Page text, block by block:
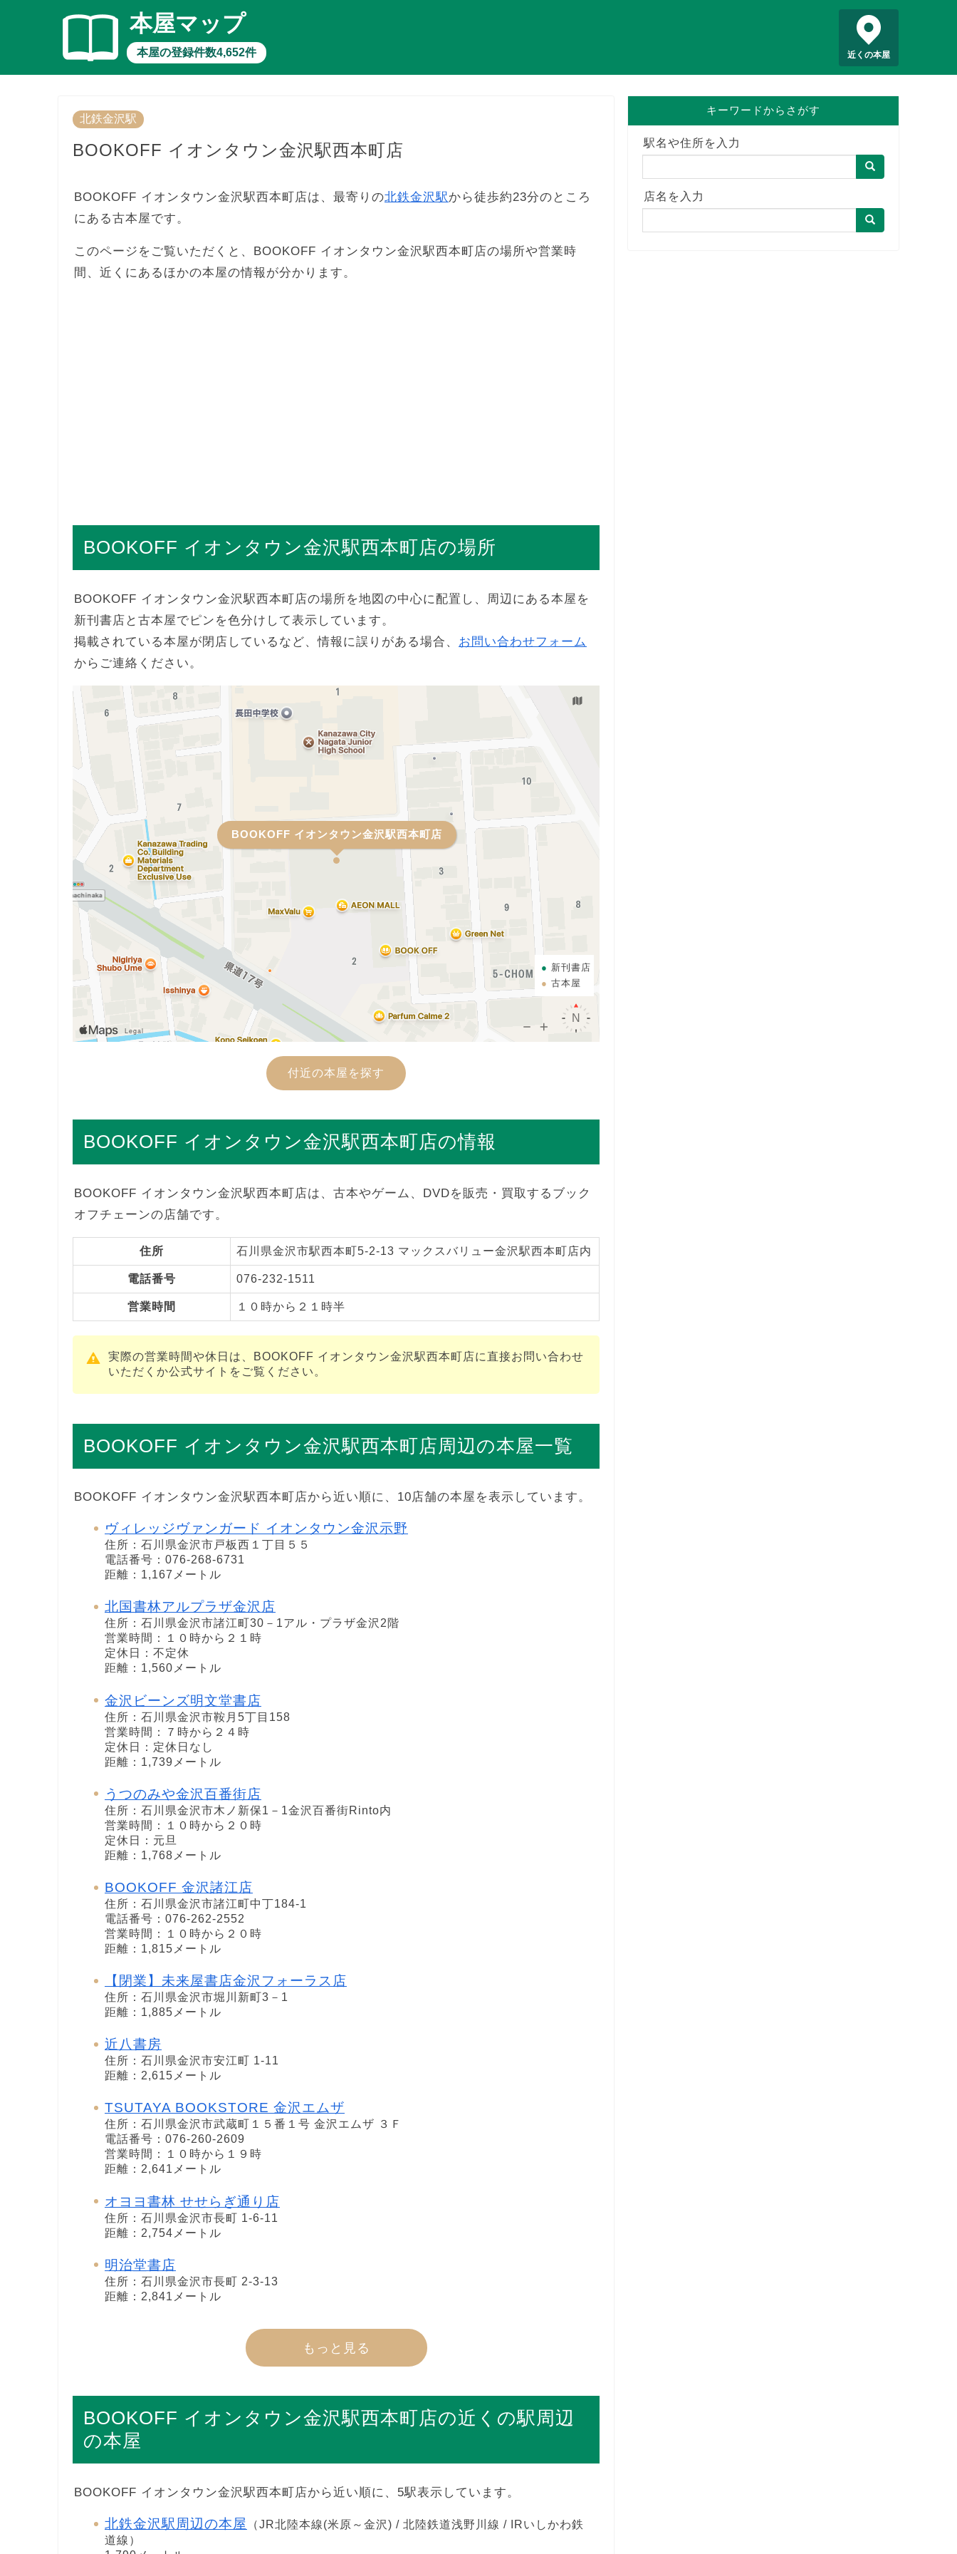
本屋マップ
本屋の登録件数4,652件 近くの本屋
北鉄金沢駅
BOOKOFF イオンタウン金沢駅西本町店
BOOKOFF イオンタウン金沢駅西本町店は、最寄りの北鉄金沢駅から徒歩約23分のところ
にある古本屋です。
このページをご覧いただくと、BOOKOFF イオンタウン金沢駅西本町店の場所や営業時
間、近くにあるほかの本屋の情報が分かります。
BOOKOFF イオンタウン金沢駅西本町店の場所
BOOKOFF イオンタウン金沢駅西本町店の場所を地図の中心に配置し、周辺にある本屋を
新刊書店と古本屋でピンを色分けして表示しています。
掲載されている本屋が閉店しているなど、情報に誤りがある場合、 お問い合わせフォーム
からご連絡ください。
BOOKOFF イオンタウン金沢駅西本町店
新刊書店
古本屋
付近の本屋を探す
BOOKOFF イオンタウン金沢駅西本町店の情報
BOOKOFF イオンタウン金沢駅西本町店は、古本やゲーム、DVDを販売・買取するブック
オフチェーンの店舗です。
住所 石川県金沢市駅西本町5-2-13 マックスバリュー金沢駅西本町店内
電話番号 076-232-1511
営業時間 １０時から２１時半
実際の営業時間や休日は、BOOKOFF イオンタウン金沢駅西本町店に直接お問い合わせ
いただくか公式サイトをご覧ください。
BOOKOFF イオンタウン金沢駅西本町店周辺の本屋一覧
BOOKOFF イオンタウン金沢駅西本町店から近い順に、10店舗の本屋を表示しています。
ヴィレッジヴァンガード イオンタウン金沢示野
住所：石川県金沢市戸板西１丁目５５
電話番号：076-268-6731
距離：1,167メートル
北国書林アルプラザ金沢店
住所：石川県金沢市諸江町30－1アル・プラザ金沢2階
営業時間：１０時から２１時
定休日：不定休
距離：1,560メートル
金沢ビーンズ明文堂書店
住所：石川県金沢市鞍月5丁目158
営業時間：７時から２４時
定休日：定休日なし
距離：1,739メートル
うつのみや金沢百番街店
住所：石川県金沢市木ノ新保1－1金沢百番街Rinto内
営業時間：１０時から２０時
定休日：元旦
距離：1,768メートル
BOOKOFF 金沢諸江店
住所：石川県金沢市諸江町中丁184-1
電話番号：076-262-2552
営業時間：１０時から２０時
距離：1,815メートル
【閉業】未来屋書店金沢フォーラス店
住所：石川県金沢市堀川新町3－1
距離：1,885メートル
近八書房
住所：石川県金沢市安江町 1-11
距離：2,615メートル
TSUTAYA BOOKSTORE 金沢エムザ
住所：石川県金沢市武蔵町１５番１号 金沢エムザ ３Ｆ
電話番号：076-260-2609
営業時間：１０時から１９時
距離：2,641メートル
オヨヨ書林 せせらぎ通り店
住所：石川県金沢市長町 1-6-11
距離：2,754メートル
明治堂書店
住所：石川県金沢市長町 2-3-13
距離：2,841メートル
もっと見る
BOOKOFF イオンタウン金沢駅西本町店の近くの駅周辺
の本屋
BOOKOFF イオンタウン金沢駅西本町店から近い順に、5駅表示しています。
北鉄金沢駅周辺の本屋
（JR北陸本線(米原～金沢) / 北陸鉄道浅野川線 / IRいしかわ鉄
道線）
キーワードからさがす
駅名や住所を入力
店名を入力